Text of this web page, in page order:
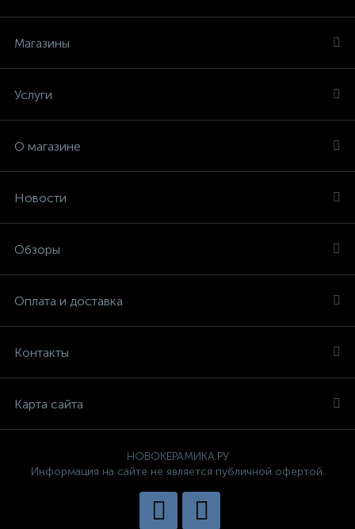
Магазины
Услуги
О магазине
Новости
Обзоры
Оплата и доставка
Контакты
Карта сайта
НОВОКЕРАМИКА.РУ
Информация на сайте не является публичной офертой.